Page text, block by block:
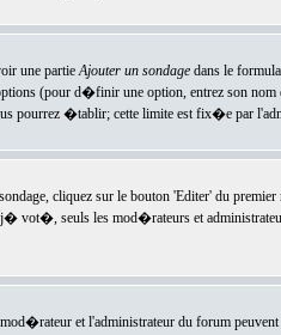
une partieAjouter un sondagedans le
(pour d�finir une option, entrez son
pourrez �tablir; cette limite est fix�e par
cliquez sur le bouton 'Editer' du premier
vot�, seuls les mod�rateurs et
et l'administrateur du forum